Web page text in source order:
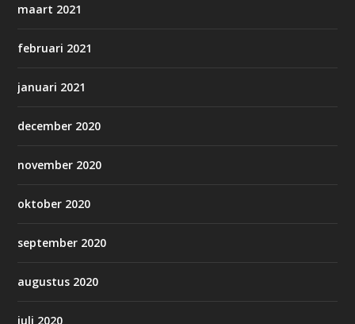
maart 2021
februari 2021
januari 2021
december 2020
november 2020
oktober 2020
september 2020
augustus 2020
juli 2020